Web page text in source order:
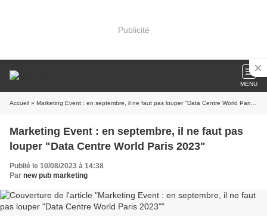
Publicité
MENU
Accueil » Marketing Event : en septembre, il ne faut pas louper "Data Centre World Paris 2023"
Marketing Event : en septembre, il ne faut pas
louper "Data Centre World Paris 2023"
Publié le 10/08/2023 à 14:38
Par new pub marketing